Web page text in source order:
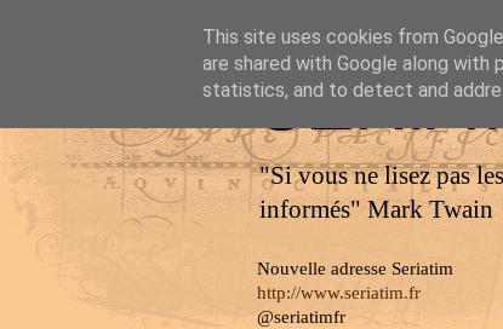
"Si vous ne lisez pas
informés" Mark Twain
Nouvelle adresse Seriatim
http://www.seriatim.fr
@seriatimfr
This site uses cookies from
are shared with Google along
statistics, and to detect and